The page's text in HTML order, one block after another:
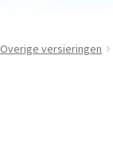
Overige versieringen